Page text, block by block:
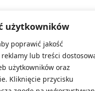
użytkowników
poprawić jakość
lub treści
użytkowników oraz
Kliknięcie przycisku
informacje:
termin: